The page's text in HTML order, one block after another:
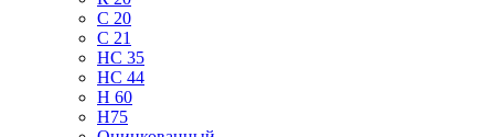
С 20
С 21
НС 35
НС 44
Н 60
Н75